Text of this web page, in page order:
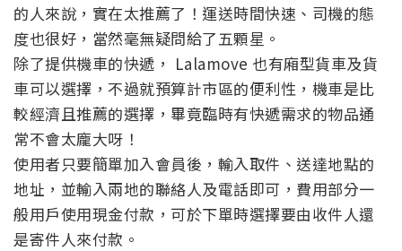
的人來說，實在太推薦了！運送時間快速、司機的態
度也很好，當然毫無疑問給了五顆星。
除了提供機車的快遞， Lalamove 也有廂型貨車及貨
車可以選擇，不過就預算計市區的便利性，機車是比
較經濟且推薦的選擇，畢竟臨時有快遞需求的物品通
常不會太龐大呀！
使用者只要簡單加入會員後，輸入取件、送達地點的
地址，並輸入兩地的聯絡人及電話即可，費用部分一
般用戶使用現金付款，可於下單時選擇要由收件人還
是寄件人來付款。